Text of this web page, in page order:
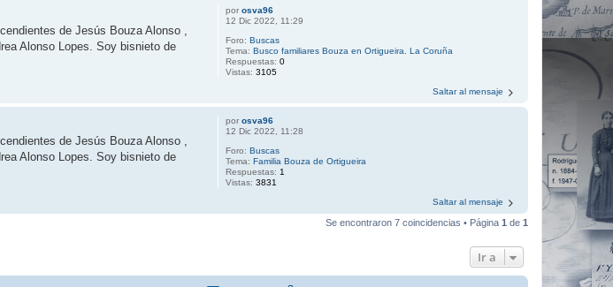
porosva96
12 Dic 2022, 11:29
Foro:Buscas
Tema:Busco familiares Bouza en Ortigueira. La Coruña
Respuestas:0
Vistas:3105
de Jesús Bouza Alonso ,
Alonso Lopes. Soy bisnieto de
Saltar al mensaje
porosva96
12 Dic 2022, 11:28
Foro:Buscas
Tema:Familia Bouza de Ortigueira
Respuestas: 1
Vistas:3831
de Jesús Bouza Alonso ,
Alonso Lopes. Soy bisnieto de
Saltar al mensaje
Se encontraron 7 coincidencias • Página 1 de 1
Ir a